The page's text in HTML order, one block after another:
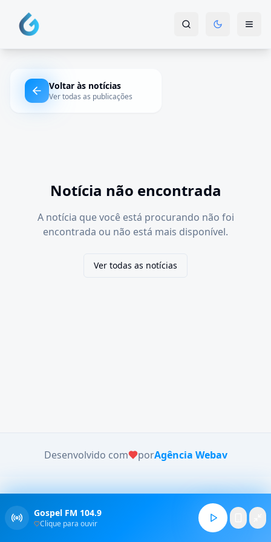
Voltar às notícias
Ver todas as publicações
Notícia não encontrada
A notícia que você está procurando não foi
encontrada ou não está mais disponível.
Ver todas as notícias
Desenvolvido com porAgência Webav
Gospel FM 104.9
Clique para ouvir